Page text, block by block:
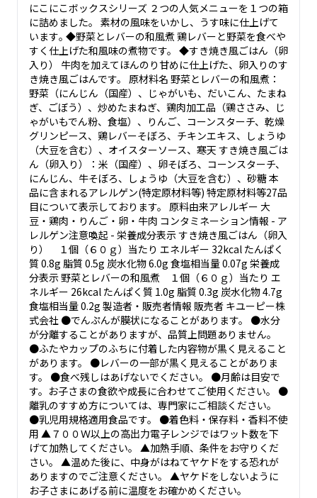
にこにこボックスシリーズ ２つの人気メニューを１つの箱
に詰めました。 素材の風味をいかし、うす味に仕上げて
います｡ ◆野菜とレバーの和風煮 鶏レバーと野菜を食べや
すく仕上げた和風味の煮物です。 ◆すき焼き風ごはん（卵
入り） 牛肉を加えてほんのり甘めに仕上げた、卵入りのす
き焼き風ごはんです。 原材料名 野菜とレバーの和風煮：
野菜（にんじん（国産）、じゃがいも、だいこん、たまね
ぎ、ごぼう）、炒めたまねぎ、鶏肉加工品（鶏ささみ、じ
ゃがいもでん粉、食塩）、りんご、コーンスターチ、乾燥
グリンピース、鶏レバーそぼろ、チキンエキス、しょうゆ
（大豆を含む）、オイスターソース、寒天 すき焼き風ごは
ん（卵入り）：米（国産）、卵そぼろ、コーンスターチ、
にんじん、牛そぼろ、しょうゆ（大豆を含む）、砂糖 本
品に含まれるアレルゲン(特定原材料等) 特定原材料等27品
目について表示しております。 原料由来アレルギー 大
豆・鶏肉・りんご・卵・牛肉 コンタミネーション情報 - ア
レルゲン注意喚起 - 栄養成分表示 すき焼き風ごはん（卵入
り） １個（６０ｇ）当たり エネルギー 32kcal たんぱく
質 0.8g 脂質 0.5g 炭水化物 6.0g 食塩相当量 0.07g 栄養成
分表示 野菜とレバーの和風煮 １個（６０ｇ）当たり エ
ネルギー 26kcal たんぱく質 1.0g 脂質 0.3g 炭水化物 4.7g
食塩相当量 0.2g 製造者・販売者情報 販売者 キユーピー株
式会社 ●でんぷんが膜状になることがあります。 ●水分
が分離することがありますが、品質上問題ありません。
●ふたやカップのふちに付着した内容物が黒く見えること
があります。 ●レバーの一部が黒く見えることがありま
す。 ●食べ残しはあげないでください。 ●月齢は目安で
す。お子さまの食欲や成長に合わせてご使用ください。 ●
離乳のすすめ方については、専門家にご相談ください。
●乳児用規格適用食品です。 ●着色料・保存料・香料不使
用 ▲７００Ｗ以上の高出力電子レンジではワット数を下
げて加熱してください。 ▲加熱手順、条件をお守りくだ
さい。 ▲温めた後に、中身がはねてヤケドをする恐れが
ありますのでご注意ください。 ▲ヤケドをしないように
お子さまにあげる前に温度をお確かめください。